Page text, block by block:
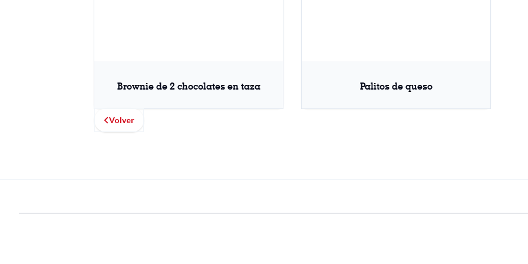
Brownie de 2 chocolates en taza Palitos de queso
Volver